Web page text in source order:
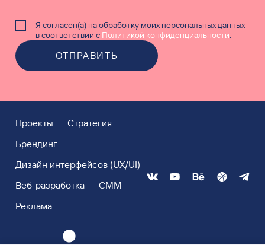
Я согласен(а) на обработку моих персональных данных
в соответствии с Политикой конфиденциальности.
ОТПРАВИТЬ
Проекты
Стратегия
Брендинг
Дизайн интерфейсов (UX/UI)
Веб-разработка
СММ
Реклама